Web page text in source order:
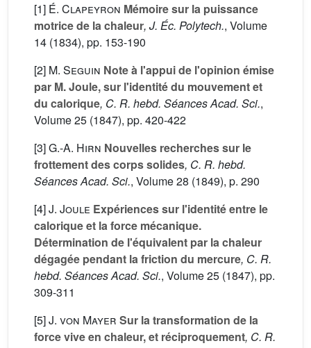
[1] É. Clapeyron Mémoire sur la puissance
motrice de la chaleur, J. Éc. Polytech., Volume
14 (1834), pp. 153-190
[2] M. Seguin Note à l'appui de l'opinion émise
par M. Joule, sur l'identité du mouvement et
du calorique, C. R. hebd. Séances Acad. Sci.,
Volume 25 (1847), pp. 420-422
[3]G.-A. Hirn Nouvelles recherches sur le
frottement des corps solides, C. R. hebd.
Séances Acad. Sci., Volume 28 (1849), p. 290
[4]J. Joule Expériences sur l'identité entre le
calorique et la force mécanique.
Détermination de l'équivalent par la chaleur
dégagée pendant la friction du mercure, C. R.
hebd. Séances Acad. Sci., Volume 25 (1847), pp.
309-311
[5]J. von Mayer Sur la transformation de la
force vive en chaleur, et réciproquement, C. R.